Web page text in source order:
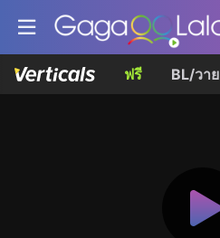
ฟรี BL/วาย